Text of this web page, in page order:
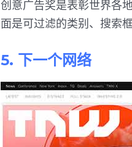
创意广告奖是表彰世界各
面是可过滤的类别、搜索
5. 下一个网络